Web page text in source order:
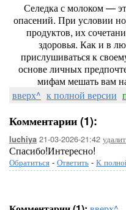
Селедка с молоком —
опасений. При условии
продуктов, их
здоровья. Как и в
прислушиваться к
основе личных
мифам мешать вам
вверх^ к полной версии
Комментарии (1):
luchiya 21-03-2026-21:42
Спасибо!Интересно!
Обратиться - Ответить - К